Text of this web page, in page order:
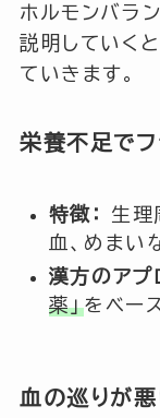
ホルモンバラ
説明していくと
ていきます。
栄養不足でフ
特徴：
生理
血、めまい
漢方のアプ
薬」をベー
血の巡りが悪